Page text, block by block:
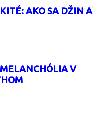
AKO SA DŽIN A
V